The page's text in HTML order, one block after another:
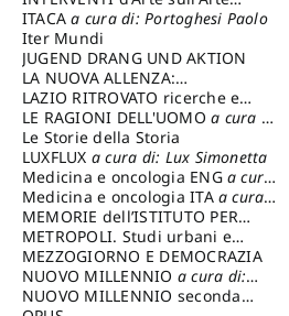
dedicata alla cultura della
conservazione d’arte
Fondazione Paola Droghetti onlus
ITACAa cura di: Portoghesi Paolo
Iter Mundi
JUGEND DRANG UND AKTION
LA NUOVA ALLENZA:
ARCHITETTURA & AMBIENTE
LAZIO RITROVATO ricerche e
restauri
LE RAGIONI DELL'UOMOa cura di:
Lombardi Satriani Luigi
Le Storie della Storia
LUXFLUX a cura di: Lux Simonetta
Medicina e oncologia ENG a cura
di: Lopez Massimo
Medicina e oncologia ITA a cura
di: Lopez Massimo
MEMORIE dell’ISTITUTO PER
STORIA DEL RISORGIMENTO
METROPOLI. Studi urbani e
regionali
MEZZOGIORNO E DEMOCRAZIA
NUOVO MILLENNIO a cura di:
Capaldo Pellegrino
NUOVO MILLENNIO seconda